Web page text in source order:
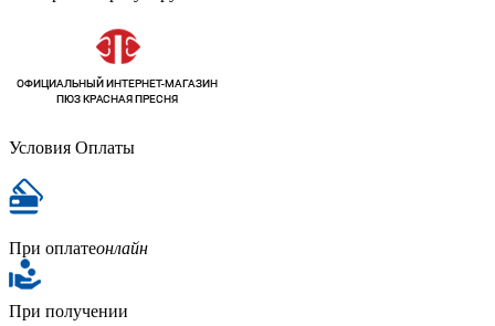
Условия Оплаты
При оплатеонлайн
При получении